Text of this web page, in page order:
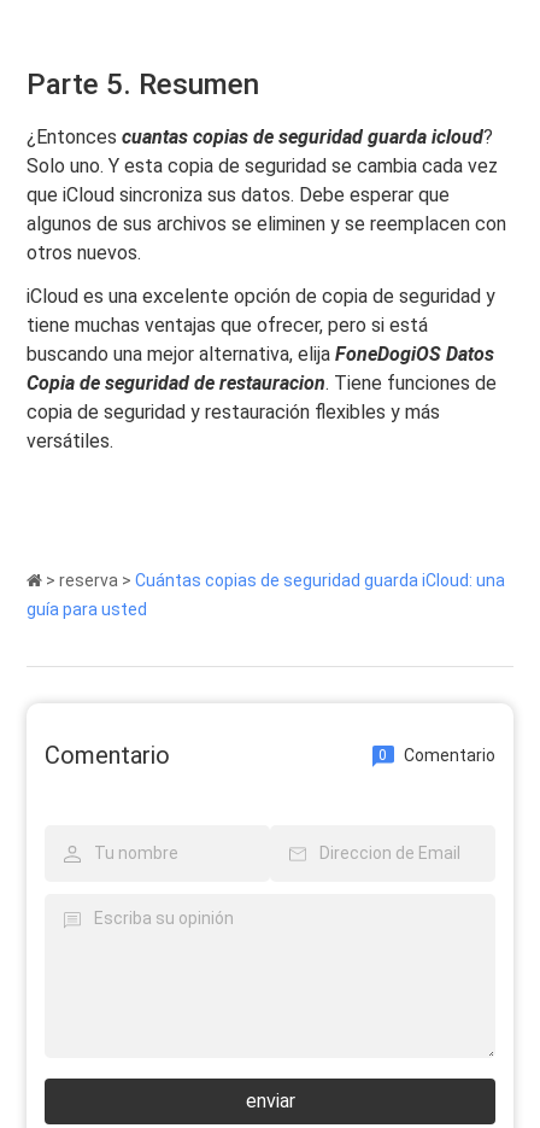
Parte 5. Resumen
¿Entoncescuantas copias de seguridad guarda icloud?
Solo uno. Y esta copia de seguridad se cambia cada vez
que iCloud sincroniza sus datos. Debe esperar que
algunos de sus archivos se eliminen y se reemplacen con
otros nuevos.
iCloud es una excelente opción de copia de seguridad y
tiene muchas ventajas que ofrecer, pero si está
buscando una mejor alternativa, elijaFoneDogiOSDatos
Copia de seguridad de restauracion. Tiene funciones de
copia de seguridad y restauración flexibles y más
versátiles.
>reserva >Cuántas copias de seguridad guarda iCloud: una
guía para usted
Comentario 0 Comentario
enviar